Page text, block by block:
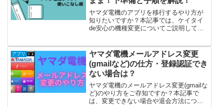
ヤマダ電機のアプリを移行するやり方が
知りたいですか？本記事では、ケイタイ
de安心の機種変更についてご説明してい
アプリ
ヤマダ電機メールアドレス変更
(gmailなど)の仕方・登録認証でき
ない場合は？
ヤマダ電機のメールアドレス変更(gmailな
ど)のやり方をご存知ですか？本記事で
は、変更できない場合や退会方法につい